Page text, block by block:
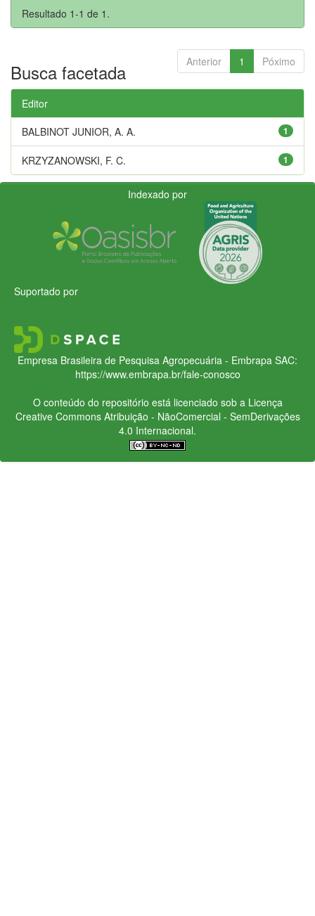
Resultado 1-1 de 1.
Anterior 1 Póximo
Busca facetada
Editor
1
BALBINOT JUNIOR, A. A.
1
KRZYZANOWSKI, F. C.
Indexado por
Suportado por
Empresa Brasileira de Pesquisa Agropecuária - Embrapa SAC:
https://www.embrapa.br/fale-conosco
O conteúdo do repositório está licenciado sob a Licença
Creative CommonsAtribuição - NãoComercial - SemDerivações
4.0 Internacional.